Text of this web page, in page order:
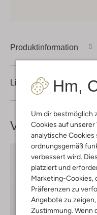
Hm,
Um dir bestmöglich
Cookies auf
analytische Cookies
ordnungsgemäß
verbessert wird.
platziert und
Marketing-Cookies,
Präferenzen zu
Angebote zu
Zustimmung. Wenn
Produktinformation
Lieferung & Rückgabe
Vervollständige